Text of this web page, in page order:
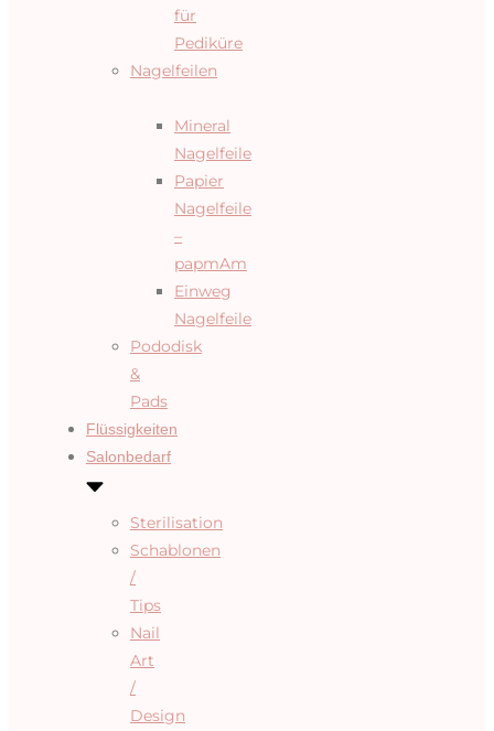
für
Pediküre
Nagelfeilen
Mineral
Nagelfeile
Papier
Nagelfeile
–
papmAm
Einweg
Nagelfeile
Pododisk
&
Pads
Flüssigkeiten
Salonbedarf
Sterilisation
Schablonen
/
Tips
Nail
Art
/
Design